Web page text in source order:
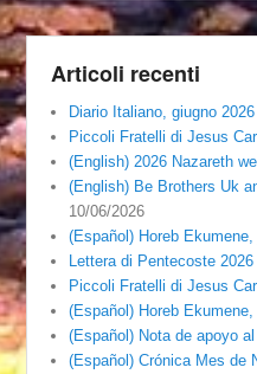
Articoli recenti
Diario Italiano, giugno 2026
Piccoli Fratelli di Jesus
(English) 2026 Nazareth
(English) Be Brothers Uk
10/06/2026
(Español) Horeb
Lettera di Pentecoste 2026
Piccoli Fratelli di Jesus
(Español) Horeb
(Español) Nota de apoyo
(Español) Crónica Mes de